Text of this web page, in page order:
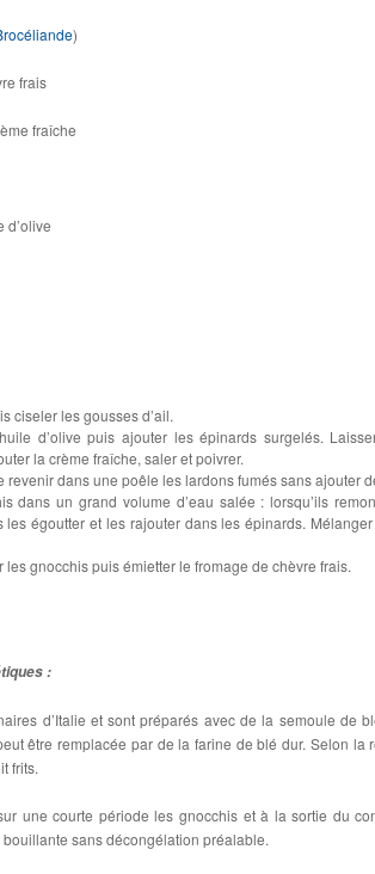
)
frais
fraîche
d’olive
ciseler les gousses d’ail.
d’olive puis ajouter les épinards surgelés.
la crème fraîche, saler et poivrer.
revenir dans une poêle les lardons fumés sans ajouter
dans un grand volume d’eau salée : lorsqu’ils
les égoutter et les rajouter dans les épinards.
les gnocchis puis émietter le fromage de chèvre frais.
:
d’Italie et sont préparés avec de la semoule de
être remplacée par de la farine de blé dur. Selon la
frits.
une courte période les gnocchis et à la sortie du
bouillante sans décongélation préalable.